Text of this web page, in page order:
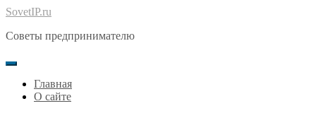
Перейти
содержимому
SovetIP.ru
Советы предпринимателю
Главная
О сайте